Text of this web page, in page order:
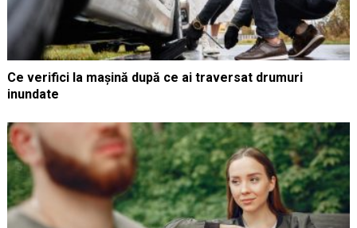
Ce verifici la mașină după ce ai traversat drumuri
inundate